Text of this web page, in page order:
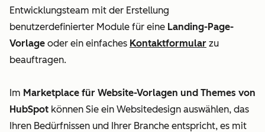
Entwicklungsteam mit der Erstellung
benutzerdefinierter Module für eine Landing-Page-
Vorlage oder ein einfaches Kontaktformular zu
beauftragen.
Im Marketplace für Website-Vorlagen und Themes von
HubSpot können Sie ein Websitedesign auswählen, das
Ihren Bedürfnissen und Ihrer Branche entspricht, es mit